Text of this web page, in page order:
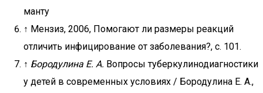
манту
↑ Мензиз, 2006, Помогают ли размеры реакций
отличить инфицирование от заболевания?, с. 101.
↑ Бородулина Е. А. Вопросы туберкулинодиагностики
у детей в современных условиях / Бородулина Е. А.,